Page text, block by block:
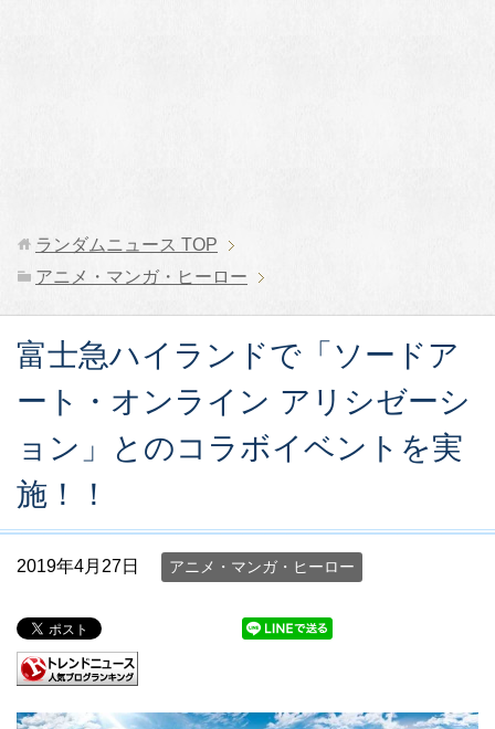
ランダムニュース TOP
アニメ・マンガ・ヒーロー
富士急ハイランドで「ソードア
ート・オンライン アリシゼーシ
ョン」とのコラボイベントを実
施！！
2019年4月27日 アニメ・マンガ・ヒーロー